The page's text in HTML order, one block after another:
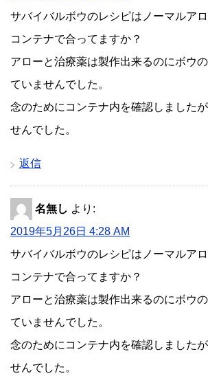
サバイバルボウのレシピはノーマルア
コンテナで合ってますか？
アローと治療薬は製作出来るのにボウ
ていませんでした。
念のためにコンテナ内を確認しました
せんでした。
返信
名無し より:
2019年5月26日 4:28 AM
サバイバルボウのレシピはノーマルア
コンテナで合ってますか？
アローと治療薬は製作出来るのにボウ
ていませんでした。
念のためにコンテナ内を確認しました
せんでした。